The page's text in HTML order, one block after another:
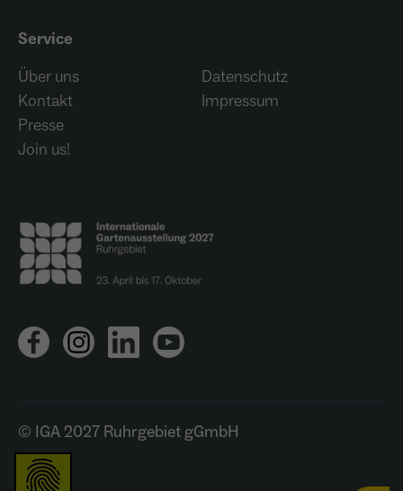
Service
Über uns
Kontakt
Presse
Join us!
Datenschutz
Impressum
© IGA 2027 Ruhrgebiet gGmbH